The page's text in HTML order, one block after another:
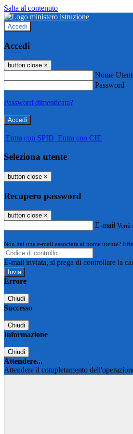
Salta al contenuto
Accedi
Accedi
button close ×
Nome
Password
Password dimenticata?
-
Entra con SPID Entra con CIE
Seleziona utente
button close ×
Recupero password
button close ×
E-mail
Non hai una e-mail associata al nome utente?
E-mail inviata, si prega di controllare la
Errore
Chiudi
Successo
Chiudi
Informazione
Chiudi
Attendere...
Attendere il completamento